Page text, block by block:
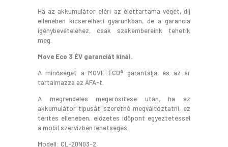
Ha az akkumulátor eléri az élettartama végét, díj
ellenében kicserélheti gyárunkban, de a garancia
igénybevételéhez, csak szakembereink tehetik
meg.
Move Eco 3 ÉV garanciát kínál.
A minőséget a MOVE ECO® garantálja, és az ár
tartalmazza az ÁFA-t.
A megrendelés megerősítése után, ha az
akkumulátor típusát szeretné megváltoztatni, ez
térítés ellenében, előzetes időpont egyeztetéssel
a mobil szervizben lehetséges.
Modell: CL-20N03-2